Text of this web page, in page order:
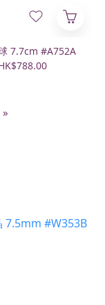
7.7cm #A752A
»